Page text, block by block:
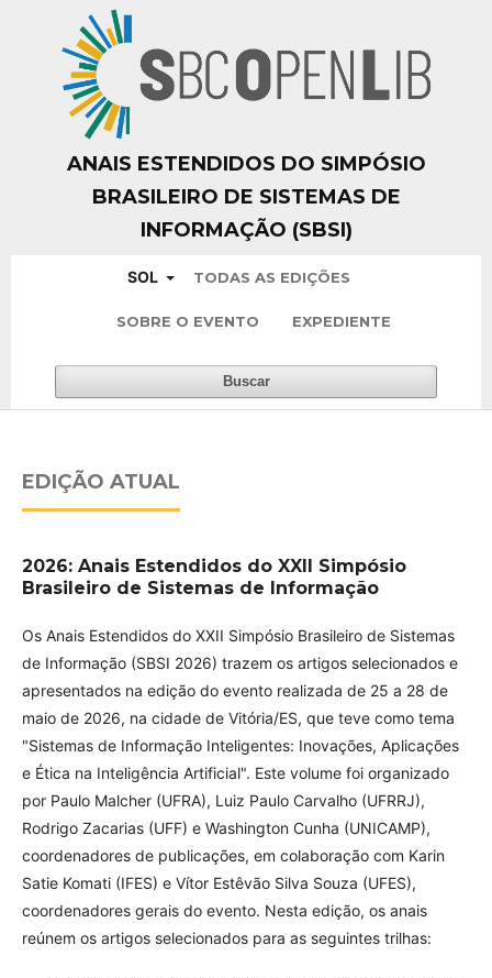
ANAIS ESTENDIDOS DO SIMPÓSIO
BRASILEIRO DE SISTEMAS DE
INFORMAÇÃO (SBSI)
SOL TODAS AS EDIÇÕES
SOBRE O EVENTO EXPEDIENTE
Buscar
EDIÇÃO ATUAL
2026: Anais Estendidos do XXII Simpósio
Brasileiro de Sistemas de Informação
Os Anais Estendidos do XXII Simpósio Brasileiro de Sistemas
de Informação (SBSI 2026) trazem os artigos selecionados e
apresentados na edição do evento realizada de 25 a 28 de
maio de 2026, na cidade de Vitória/ES, que teve como tema
"Sistemas de Informação Inteligentes: Inovações, Aplicações
e Ética na Inteligência Artificial". Este volume foi organizado
por Paulo Malcher (UFRA), Luiz Paulo Carvalho (UFRRJ),
Rodrigo Zacarias (UFF) e Washington Cunha (UNICAMP),
coordenadores de publicações, em colaboração com Karin
Satie Komati (IFES) e Vítor Estêvão Silva Souza (UFES),
coordenadores gerais do evento. Nesta edição, os anais
reúnem os artigos selecionados para as seguintes trilhas: